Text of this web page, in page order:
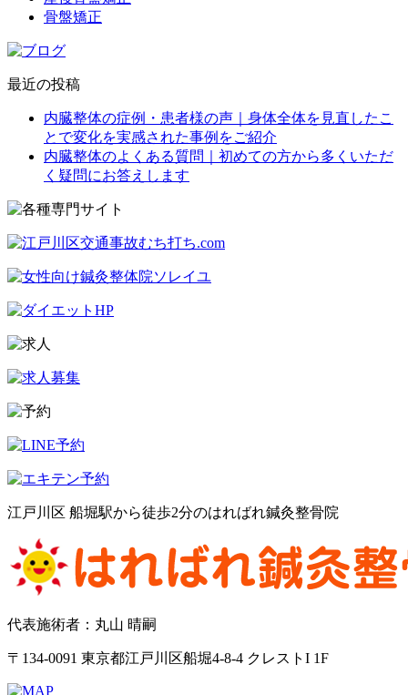
骨盤矯正
最近の投稿
内臓整体の症例・患者様の声｜身体全体を見直したこ
とで変化を実感された事例をご紹介
内臓整体のよくある質問｜初めての方から多くいただ
く疑問にお答えします
江戸川区 船堀駅から徒歩2分のはればれ鍼灸整骨院
代表施術者：丸山 晴嗣
〒134-0091 東京都江戸川区船堀4-8-4 クレストI 1F